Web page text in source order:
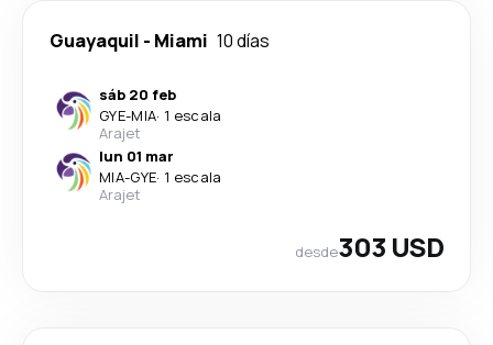
Guayaquil - Miami 10 días
sáb 20 feb
GYE-MIA· 1 escala
Arajet
lun 01 mar
MIA-GYE· 1 escala
Arajet
desde303 USD